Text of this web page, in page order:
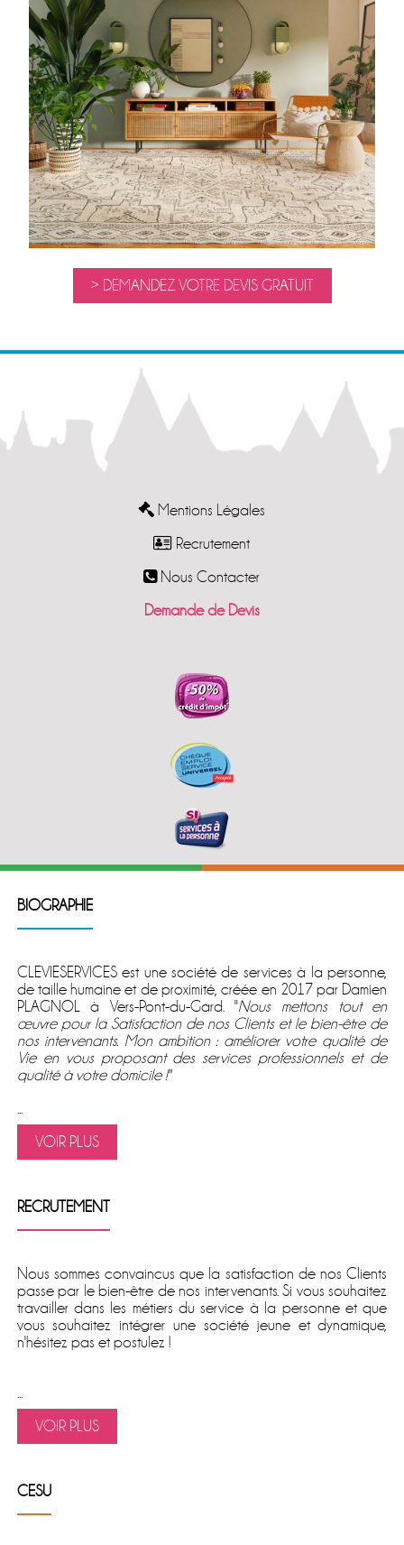
> DEMANDEZ VOTRE DEVIS GRATUIT
Mentions Légales
Recrutement
Nous Contacter
Demande de Devis
BIOGRAPHIE
CLEVIESERVICES est une société de services à la personne,
de taille humaine et de proximité, créée en 2017 par Damien
PLAGNOL à Vers-Pont-du-Gard. ''Nous mettons tout en
œuvre pour la Satisfaction de nos Clients et le bien-être de
nos intervenants. Mon ambition : améliorer votre qualité de
Vie en vous proposant des services professionnels et de
qualité à votre domicile !''
...
VOIR PLUS
RECRUTEMENT
Nous sommes convaincus que la satisfaction de nos Clients
passe par le bien-être de nos intervenants. Si vous souhaitez
travailler dans les métiers du service à la personne et que
vous souhaitez intégrer une société jeune et dynamique,
n'hésitez pas et postulez !
...
VOIR PLUS
CESU